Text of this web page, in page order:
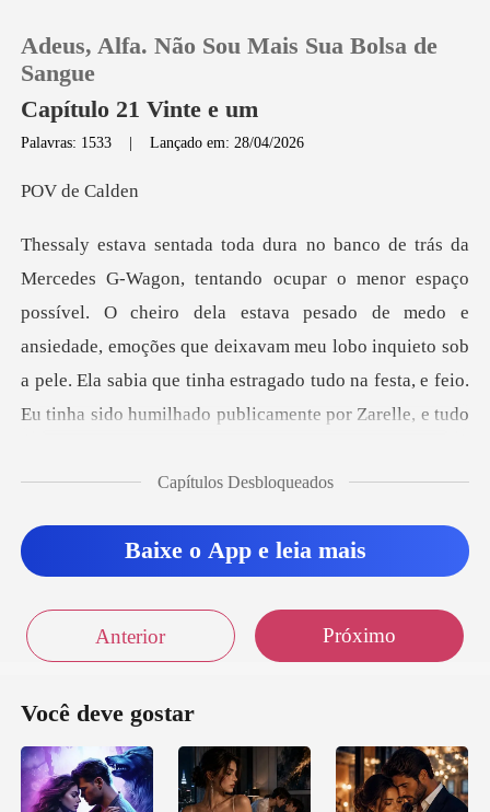
Histórico
Sair
Baixar App
Adeus, Alfa. Não Sou Mais Sua Bolsa de
Sangue
Capítulo 21 Vinte e um
Palavras: 1533 |Lançado em: 28/04/2026
de C
. O cheiro dela estava pesado de medo e
ansiedade, emoções que deixavam meu lobo inquieto sob
a pele. Ela sabia
Capítulos Desbloqueados
Baixe o App e leia mais
Anterior Próximo
Você deve gostar